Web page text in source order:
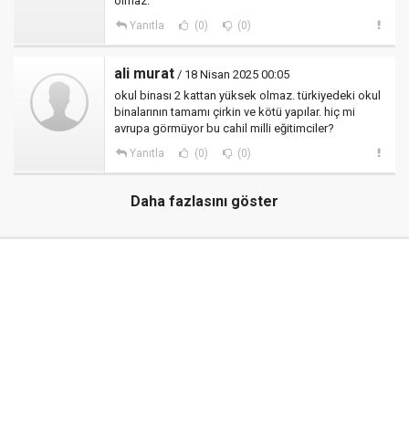
Yanıtla (0) (0)
ali murat / 18 Nisan 2025 00:05
okul binası 2 kattan yüksek olmaz. türkiyedeki okul
binalarının tamamı çirkin ve kötü yapılar. hiç mi
avrupa görmüyor bu cahil milli eğitimciler?
Yanıtla (0) (0)
Daha fazlasını göster